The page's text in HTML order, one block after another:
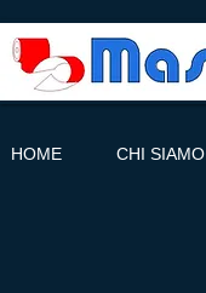
HOME CHI SIAMO